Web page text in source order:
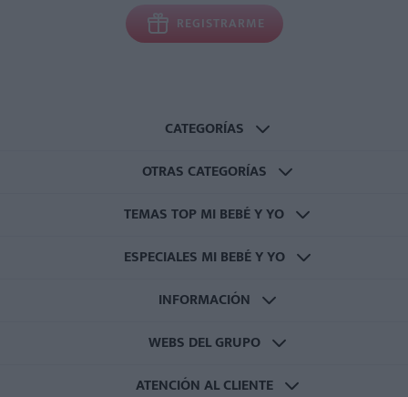
REGISTRARME
CATEGORÍAS
OTRAS CATEGORÍAS
TEMAS TOP MI BEBÉ Y YO
ESPECIALES MI BEBÉ Y YO
INFORMACIÓN
WEBS DEL GRUPO
ATENCIÓN AL CLIENTE